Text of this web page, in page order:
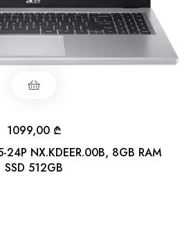
NX.KDEER.00B, 8GB RAM
SSD 512GB
1099,00 ₾